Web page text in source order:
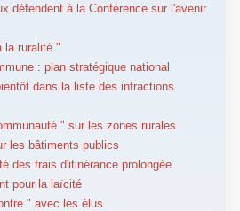
défendent à la Conférence sur l'avenir
la ruralité "
: plan stratégique national
dans la liste des infractions
" sur les zones rurales
les bâtiments publics
des frais d'itinérance prolongée
pour la laïcité
" avec les élus